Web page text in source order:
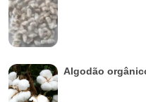
Algodão